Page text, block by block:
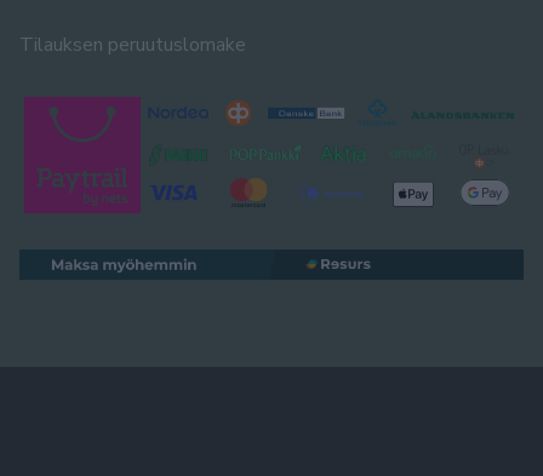
Tilauksen peruutuslomake